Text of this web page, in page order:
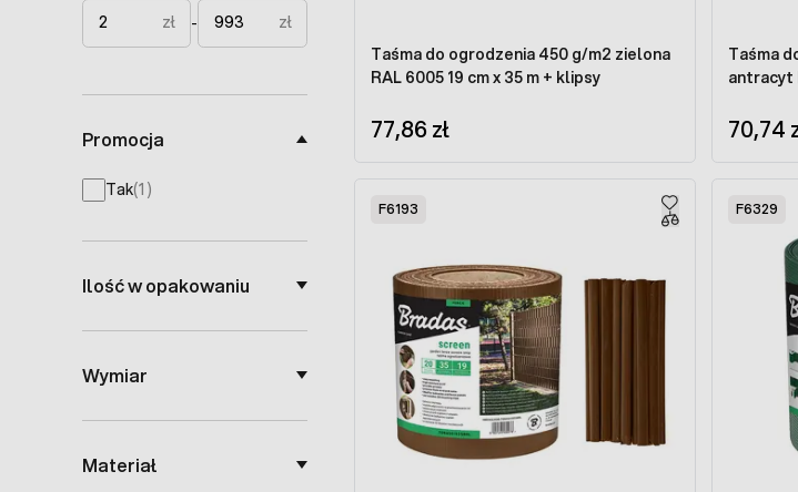
zł
- zł
Promocja
Tak(1 products available
)
Ilość w opakowaniu
Wymiar
Materiał
Taśma do ogrodzenia 450 g/m2 zielona
RAL 6005 19 cm x 35 m + klipsy
77,86 zł
Taśma
antracyt
70,74
F6193 F6329